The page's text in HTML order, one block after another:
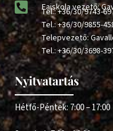
Faiskola vezető:
Tel.:+36/30/9743-
Tel.:+36/30/9855-
Telepvezető:
Tel.:+36/30/3698-
Nyitvatartás
Hétfő-Péntek: 7:00 – 17:00